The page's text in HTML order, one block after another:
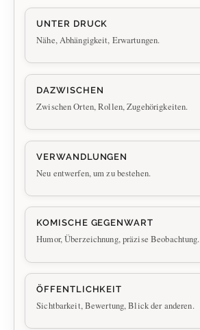
UNTER DRUCK
Nähe, Abhängigkeit, Erwartungen.
DAZWISCHEN
Zwischen Orten, Rollen, Zugehörigkeiten.
VERWANDLUNGEN
Neu entwerfen, um zu bestehen.
KOMISCHE GEGENWART
Humor, Überzeichnung, präzise Beobachtung.
ÖFFENTLICHKEIT
Sichtbarkeit, Bewertung, Blick der anderen.